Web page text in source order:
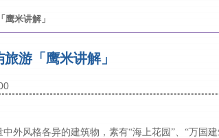
鹰米讲解」
游「鹰米讲解」
风格各异的建筑物，素有“海上花园”、“万国建